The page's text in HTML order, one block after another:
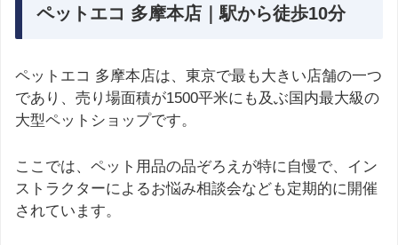
ペットエコ 多摩本店｜駅から徒歩10分
ペットエコ 多摩本店は、東京で最も大きい店舗の一つ
であり、売り場面積が1500平米にも及ぶ国内最大級の
大型ペットショップです。
ここでは、ペット用品の品ぞろえが特に自慢で、イン
ストラクターによるお悩み相談会なども定期的に開催
されています。